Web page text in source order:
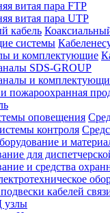
витая пара FTP
витая пара UTP
SDS-GROUP
и
пожароохранная
для
и средства
кабелей